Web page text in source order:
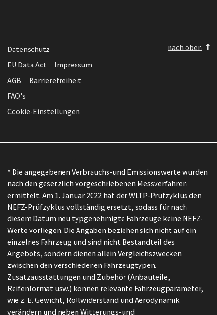
Datenschutz
EU Data Act
Impressum
AGB
Barrierefreiheit
FAQ's
Cookie-Einstellungen
nach oben
* Die angegebenen Verbrauchs-und Emissionswerte wurden
nach den gesetzlich vorgeschriebenen Messverfahren
ermittelt. Am 1. Januar 2022 hat der WLTP-Prüfzyklus den
NEFZ-Prüfzyklus vollständig ersetzt, sodass für nach
diesem Datum neu typgenehmigte Fahrzeuge keine NEFZ-
Werte vorliegen. Die Angaben beziehen sich nicht auf ein
einzelnes Fahrzeug und sind nicht Bestandteil des
Angebots, sondern dienen allein Vergleichszwecken
zwischen den verschiedenen Fahrzeugtypen.
Zusatzausstattungen und Zubehör (Anbauteile,
Reifenformat usw.) können relevante Fahrzeugparameter,
wie z. B. Gewicht, Rollwiderstand und Aerodynamik
verändern und neben Witterungs-und